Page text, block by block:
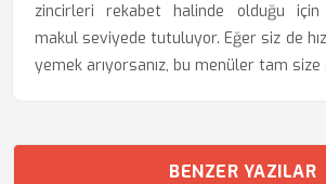
zincirleri rekabet halinde olduğu
makul seviyede tutuluyor. Eğer siz de
yemek arıyorsanız, bu menüler tam size
BENZER YAZILAR